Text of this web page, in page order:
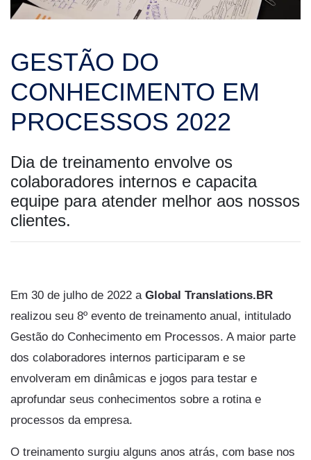
GESTÃO DO
CONHECIMENTO EM
PROCESSOS 2022
Dia de treinamento envolve os
colaboradores internos e capacita
equipe para atender melhor aos nossos
clientes.
Em 30 de julho de 2022 a Global Translations.BR
realizou seu 8º evento de treinamento anual, intitulado
Gestão do Conhecimento em Processos. A maior parte
dos colaboradores internos participaram e se
envolveram em dinâmicas e jogos para testar e
aprofundar seus conhecimentos sobre a rotina e
processos da empresa.
O treinamento surgiu alguns anos atrás, com base nos